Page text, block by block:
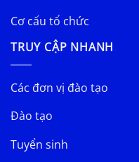
Cơ cấu tổ chức
TRUY CẬP NHANH
Các đơn vị đào tạo
Đào tạo
Tuyển sinh